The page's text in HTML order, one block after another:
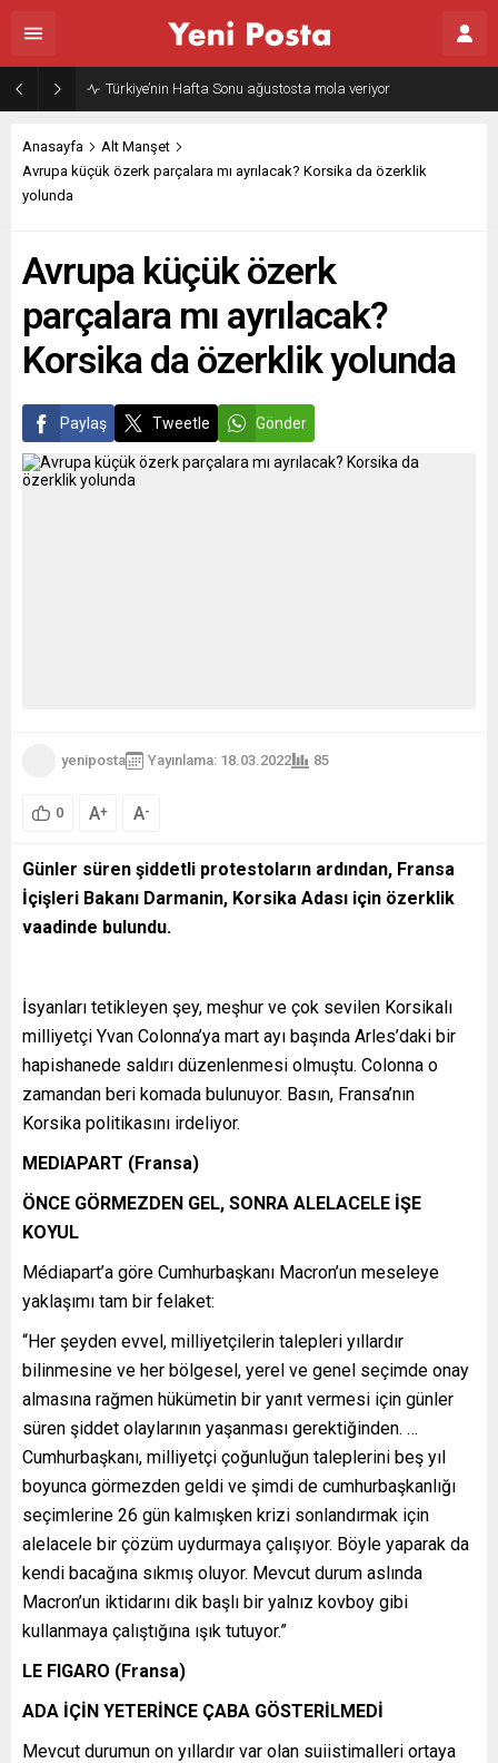
Türkiye’nin Hafta Sonu ağustosta mola veriyor
Anasayfa
Alt Manşet
Avrupa küçük özerk parçalara mı ayrılacak? Korsika da özerklik
yolunda
Avrupa küçük özerk
parçalara mı ayrılacak?
Korsika da özerklik yolunda
Paylaş Tweetle Gönder
yeniposta Yayınlama: 18.03.2022 85
0 A+ A-
Günler süren şiddetli protestoların ardından, Fransa
İçişleri Bakanı Darmanin, Korsika Adası için özerklik
vaadinde bulundu.
İsyanları tetikleyen şey, meşhur ve çok sevilen Korsikalı
milliyetçi Yvan Colonna’ya mart ayı başında Arles’daki bir
hapishanede saldırı düzenlenmesi olmuştu. Colonna o
zamandan beri komada bulunuyor. Basın, Fransa’nın
Korsika politikasını irdeliyor.
MEDIAPART (Fransa)
ÖNCE GÖRMEZDEN GEL, SONRA ALELACELE İŞE
KOYUL
Médiapart’a göre Cumhurbaşkanı Macron’un meseleye
yaklaşımı tam bir felaket:
“Her şeyden evvel, milliyetçilerin talepleri yıllardır
bilinmesine ve her bölgesel, yerel ve genel seçimde onay
almasına rağmen hükümetin bir yanıt vermesi için günler
süren şiddet olaylarının yaşanması gerektiğinden. …
Cumhurbaşkanı, milliyetçi çoğunluğun taleplerini beş yıl
boyunca görmezden geldi ve şimdi de cumhurbaşkanlığı
seçimlerine 26 gün kalmışken krizi sonlandırmak için
alelacele bir çözüm uydurmaya çalışıyor. Böyle yaparak da
kendi bacağına sıkmış oluyor. Mevcut durum aslında
Macron’un iktidarını dik başlı bir yalnız kovboy gibi
kullanmaya çalıştığına ışık tutuyor.”
LE FIGARO (Fransa)
ADA İÇİN YETERİNCE ÇABA GÖSTERİLMEDİ
Mevcut durumun on yıllardır var olan suiistimalleri ortaya